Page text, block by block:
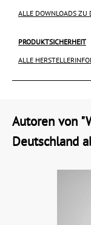
ALLE DOWNLOADS ZU
PRODUKTSICHERHEIT
ALLE
Autoren von
Deutschland